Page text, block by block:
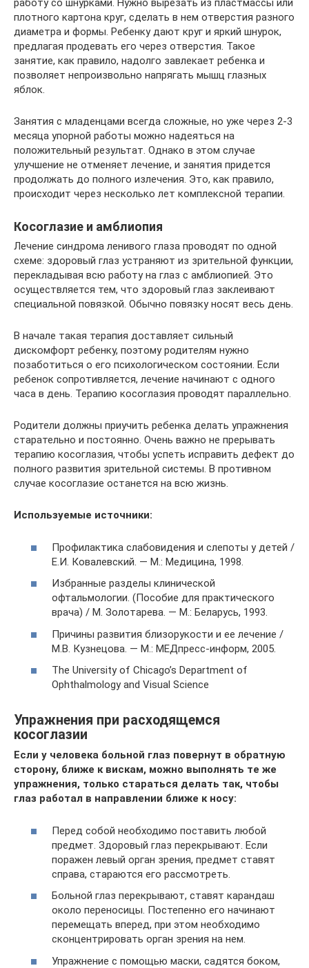
работу со шнурками. Нужно вырезать из пластмассы или
плотного картона круг, сделать в нем отверстия разного
диаметра и формы. Ребенку дают круг и яркий шнурок,
предлагая продевать его через отверстия. Такое
занятие, как правило, надолго завлекает ребенка и
позволяет непроизвольно напрягать мышц глазных
яблок.
Занятия с младенцами всегда сложные, но уже через 2-3
месяца упорной работы можно надеяться на
положительный результат. Однако в этом случае
улучшение не отменяет лечение, и занятия придется
продолжать до полного излечения. Это, как правило,
происходит через несколько лет комплексной терапии.
Косоглазие и амблиопия
Лечение синдрома ленивого глаза проводят по одной
схеме: здоровый глаз устраняют из зрительной функции,
перекладывая всю работу на глаз с амблиопией. Это
осуществляется тем, что здоровый глаз заклеивают
специальной повязкой. Обычно повязку носят весь день.
В начале такая терапия доставляет сильный
дискомфорт ребенку, поэтому родителям нужно
позаботиться о его психологическом состоянии. Если
ребенок сопротивляется, лечение начинают с одного
часа в день. Терапию косоглазия проводят параллельно.
Родители должны приучить ребенка делать упражнения
старательно и постоянно. Очень важно не прерывать
терапию косоглазия, чтобы успеть исправить дефект до
полного развития зрительной системы. В противном
случае косоглазие останется на всю жизнь.
Используемые источники:
Профилактика слабовидения и слепоты у детей /
Е.И. Ковалевский. — М.: Медицина, 1998.
Избранные разделы клинической
офтальмологии. (Пособие для практического
врача) / М. Золотарева. — М.: Беларусь, 1993.
Причины развития близорукости и ее лечение /
М.В. Кузнецова. — М.: МЕДпресс-информ, 2005.
The University of Chicago’s Department of
Ophthalmology and Visual Science
Упражнения при расходящемся
косоглазии
Если у человека больной глаз повернут в обратную
сторону, ближе к вискам, можно выполнять те же
упражнения, только стараться делать так, чтобы
глаз работал в направлении ближе к носу:
Перед собой необходимо поставить любой
предмет. Здоровый глаз перекрывают. Если
поражен левый орган зрения, предмет ставят
справа, стараются его рассмотреть.
Больной глаз перекрывают, ставят карандаш
около переносицы. Постепенно его начинают
перемещать вперед, при этом необходимо
сконцентрировать орган зрения на нем.
Упражнение с помощью маски, садятся боком,